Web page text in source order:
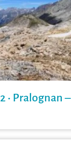
• Pralognan –